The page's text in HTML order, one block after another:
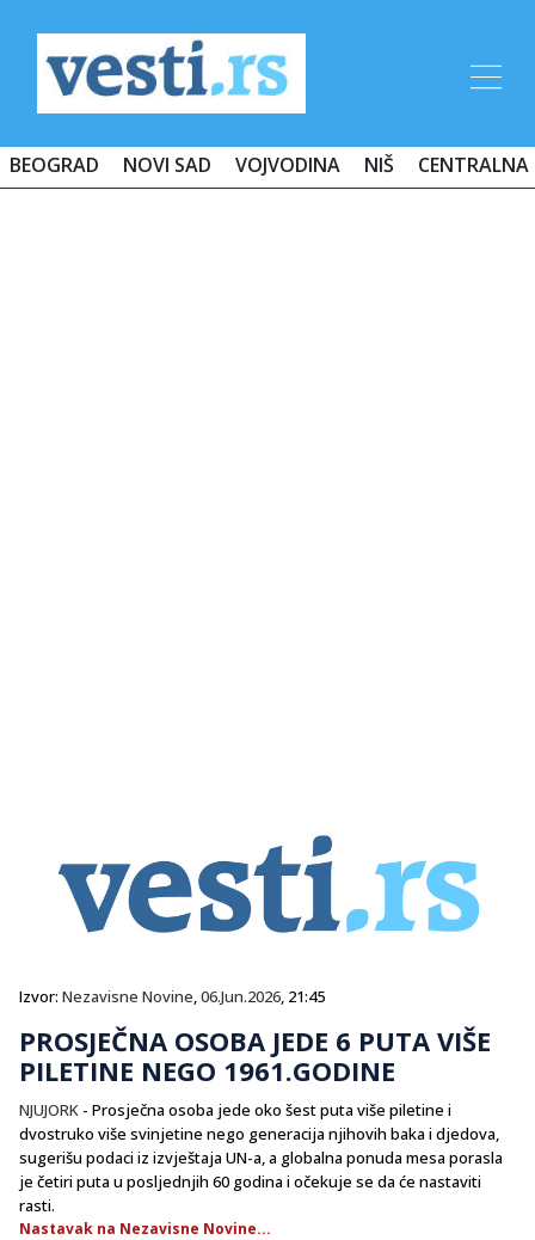
BEOGRAD NOVI SAD VOJVODINA NIŠ CENTRALNA
Izvor: Nezavisne Novine,06.Jun.2026, 21:45
PROSJEČNA OSOBA JEDE 6 PUTA VIŠE
PILETINE NEGO 1961.GODINE
NJUJORK - Prosječna osoba jede oko šest puta više piletine i
dvostruko više svinjetine nego generacija njihovih baka i djedova,
sugerišu podaci iz izvještaja UN-a, a globalna ponuda mesa porasla
je četiri puta u posljednjih 60 godina i očekuje se da će nastaviti
rasti.
Nastavak na Nezavisne Novine...